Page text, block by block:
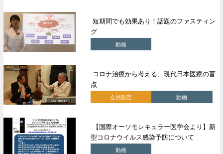
短期間でも効果あり！話題のファスティン
グ
動画
コロナ治療から考える、現代日本医療の盲
点
会員限定 動画
【国際オーソモレキュラー医学会より】新
型コロナウイルス感染予防について
動画